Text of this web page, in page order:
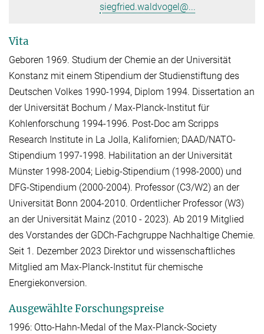
siegfried.waldvogel@...
Vita
Geboren 1969. Studium der Chemie an der Universität
Konstanz mit einem Stipendium der Studienstiftung des
Deutschen Volkes 1990-1994, Diplom 1994. Dissertation an
der Universität Bochum / Max-Planck-Institut für
Kohlenforschung 1994-1996. Post-Doc am Scripps
Research Institute in La Jolla, Kalifornien; DAAD/NATO-
Stipendium 1997-1998. Habilitation an der Universität
Münster 1998-2004; Liebig-Stipendium (1998-2000) und
DFG-Stipendium (2000-2004). Professor (C3/W2) an der
Universität Bonn 2004-2010. Ordentlicher Professor (W3)
an der Universität Mainz (2010 - 2023). Ab 2019 Mitglied
des Vorstandes der GDCh-Fachgruppe Nachhaltige Chemie.
Seit 1. Dezember 2023 Direktor und wissenschaftliches
Mitglied am Max-Planck-Institut für chemische
Energiekonversion.
Ausgewählte Forschungspreise
1996: Otto-Hahn-Medal of the Max-Planck-Society